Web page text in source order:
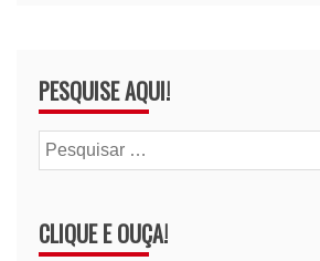
PESQUISE AQUI!
Pesquisar
por:
CLIQUE E OUÇA!